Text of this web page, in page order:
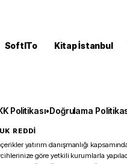
SoftITo Kitap İstanbul
Politikası•Doğrulama
REDDİ
yatırım danışmanlığı
göre yetkili kurumlarla